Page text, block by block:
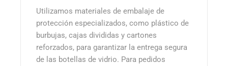
Utilizamos materiales de embalaje de
protección especializados, como plástico de
burbujas, cajas divididas y cartones
reforzados, para garantizar la entrega segura
de las botellas de vidrio. Para pedidos